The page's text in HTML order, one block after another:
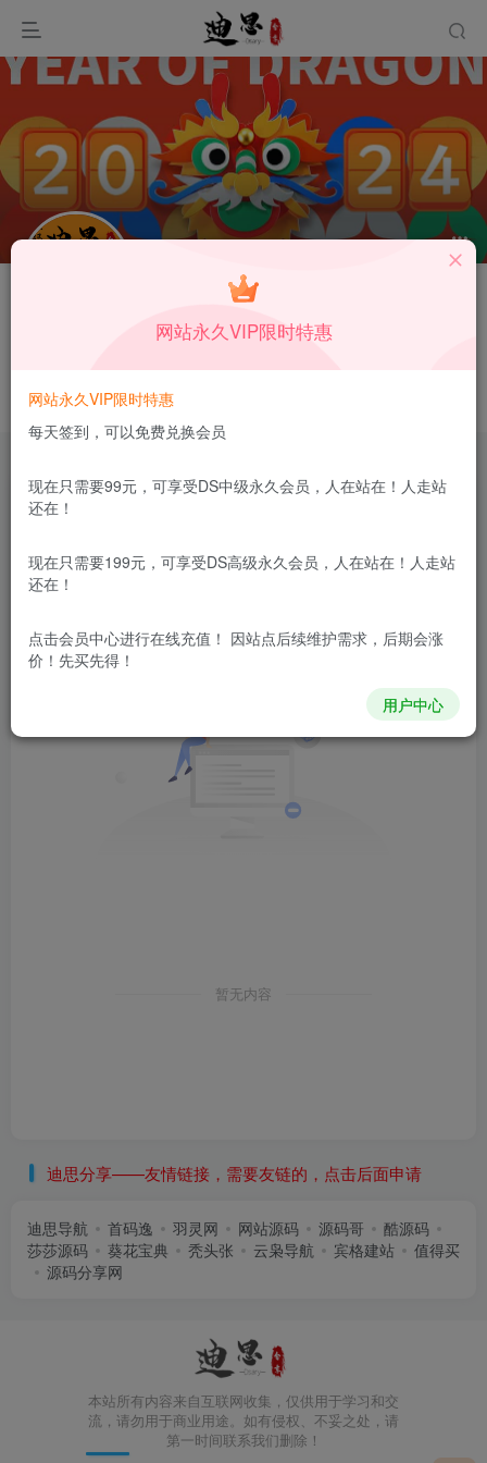
这家伙很懒，什么都没有写...
文章 0
发布 0 排序
暂无内容
迪思分享——友情链接，需要友链的，点击后面申请
迪思导航 首码逸 羽灵网 网站源码 源码哥
酷源码
莎莎源码
葵花宝典 秃头张 云枭导航 宾格建站
值得买
源码分享网
本站所有内容来自互联网收集，仅供用于学习和交
流，请勿用于商业用途。如有侵权、不妥之处，请
第一时间联系我们删除！
网站永久VIP限时特惠
网站永久VIP限时特惠
每天签到，可以免费兑换会员
现在只需要99元，可享受DS中级永久会员，人在站在！人走站
还在！
现在只需要199元，可享受DS高级永久会员，人在站在！人走站
还在！
点击会员中心进行在线充值！ 因站点后续维护需求，后期会涨
价！先买先得！
用户中心